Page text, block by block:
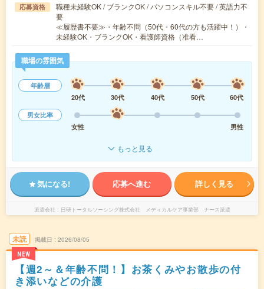
応募資格
職種未経験OK / ブランクOK / パソコンスキル不要 / 英語力不
要
≪履歴書不要≫・年齢不問（50代・60代の方も活躍中！）・
未経験OK・ブランクOK・看護師資格（准看…
職場の雰囲気
年齢層
20代
30代 40代 50代
60代
男女比率
女性
男性
もっと見る
気になる! 応募へ進む 詳しく見る
派遣会社 日研トータルソーシング株式会社 メディカルケア事業部 ナース派遣
未読
NEW
掲載日 2026/08/05
【週2～＆年齢不問！】お茶くみやお散歩の付
き添いなどの介護